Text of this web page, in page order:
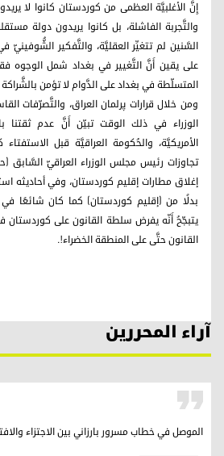
إِنَّ الأغلبيَّة العظمى من كوردستان كانوا لا
والتَّجربة الفاشلة، بل كانوا يريدون دولة
السَّنين لم تتغيِّر العقليَّة، والتَّفكير الشُّوفينيّ
على يقين أَنَّ التَّغيير في بغداد شمل الوجوه
المتسلّطة في بغداد على الدَّوام لا تؤمن
ومن خلال قرارات پرلمان العراق، والتَّصرّفات
الوزراء في ذلك الوقت تبيّن أَنَّ عدم ثقتنا
الأمريكيَّة، والحُكومة العراقيَّة قبل
تجاوزات رئيس مجلس الوزراء العراقيّ السَّابق
إغلاق مطارات إقليم كوردستان، وفي أحاديثه
بدلًا من (إقليم كوردستان) كما كان شائعًا
يتبجّحُ أَنّه يفرض سلطة القانون على
القانون حتَّى على المنطقة الخضراء!.
آراء المحررين
الموصل في خطاب مسرور بارزاني بين الاجتزاء